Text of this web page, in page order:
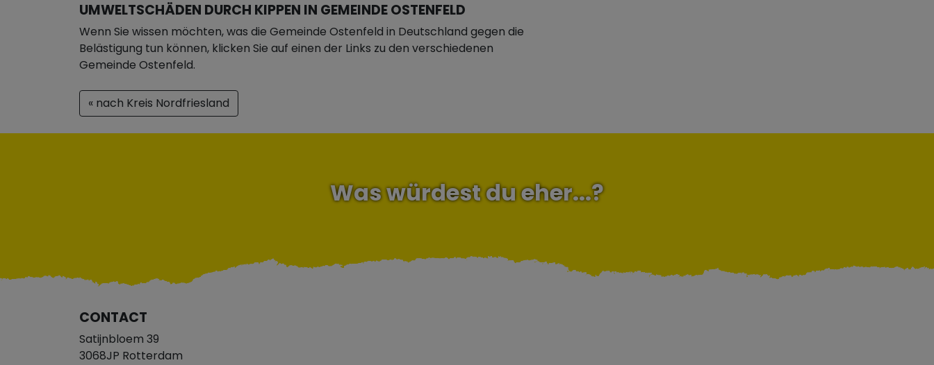
UMWELTSCHÄDEN DURCH KIPPEN IN GEMEINDE OSTENFELD
Wenn Sie wissen möchten, was die Gemeinde Ostenfeld in Deutschland gegen die
Belästigung tun können, klicken Sie auf einen der Links zu den verschiedenen
Gemeinde Ostenfeld.
« nach Kreis Nordfriesland
Was würdest du eher...?
CONTACT
Satijnbloem 39
3068JP Rotterdam